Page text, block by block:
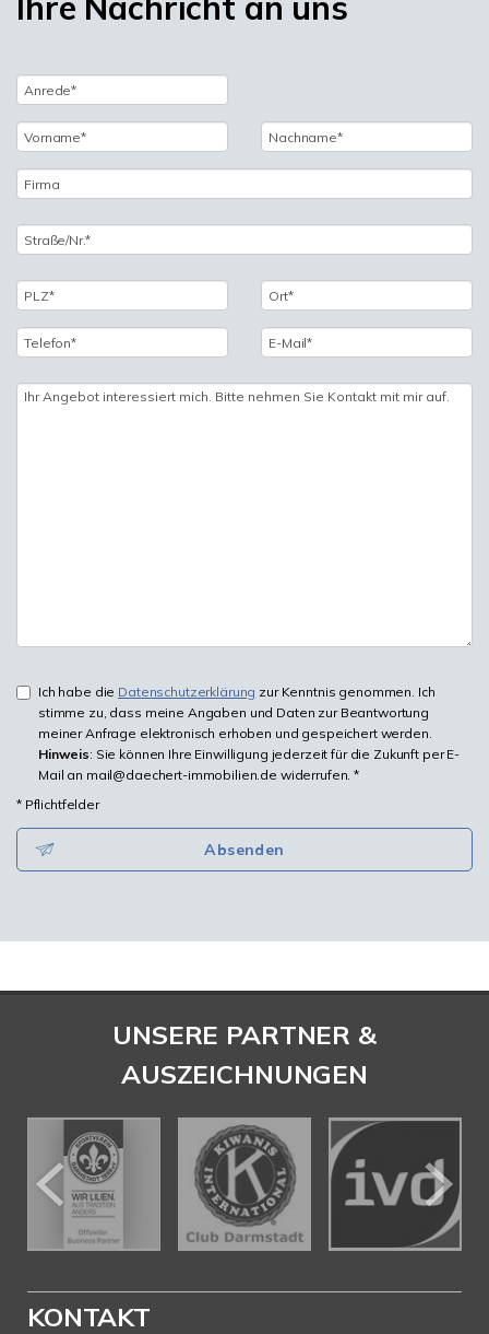
Ich habe die Datenschutzerklärung zur Kenntnis genommen. Ich
stimme zu, dass meine Angaben und Daten zur Beantwortung
meiner Anfrage elektronisch erhoben und gespeichert werden.
Hinweis: Sie können Ihre Einwilligung jederzeit für die Zukunft per E-
Mail an mail@daechert-immobilien.de widerrufen. *
* Pflichtfelder
Absenden
UNSERE PARTNER &
AUSZEICHNUNGEN
KONTAKT